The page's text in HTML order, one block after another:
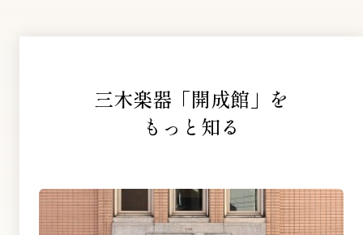
三木楽器「開成館」を
もっと知る